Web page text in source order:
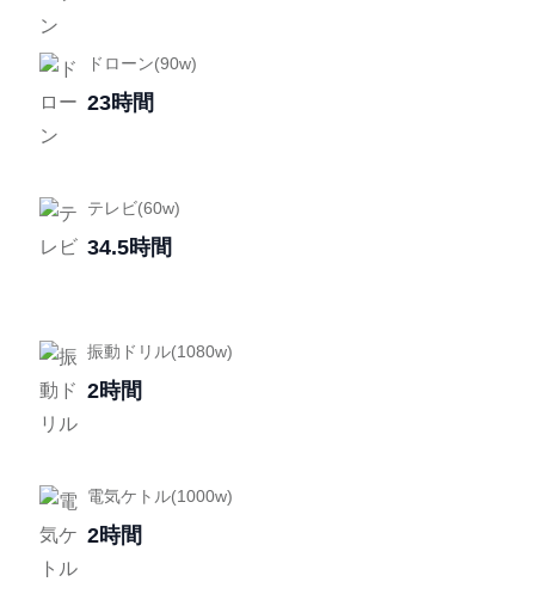
ドローン(90w)
23時間
テレビ(60w)
34.5時間
振動ドリル(1080w)
2時間
電気ケトル(1000w)
2時間